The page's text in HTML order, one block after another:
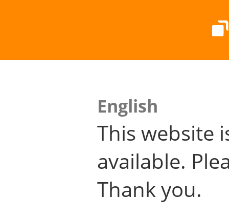
English
This website
available.
Thank you.